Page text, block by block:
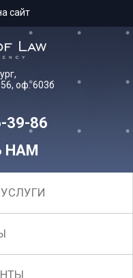
сайт
оф. 603б
39-86
НАМ